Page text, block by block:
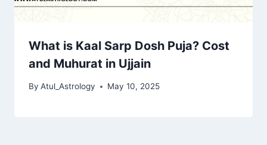
What is Kaal Sarp Dosh Puja? Cost
and Muhurat in Ujjain
By Atul_Astrology May 10, 2025